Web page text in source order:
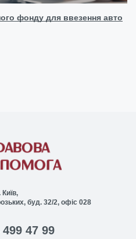
фонду для ввезення авто
буд. 32/2, офіс 028
47 99